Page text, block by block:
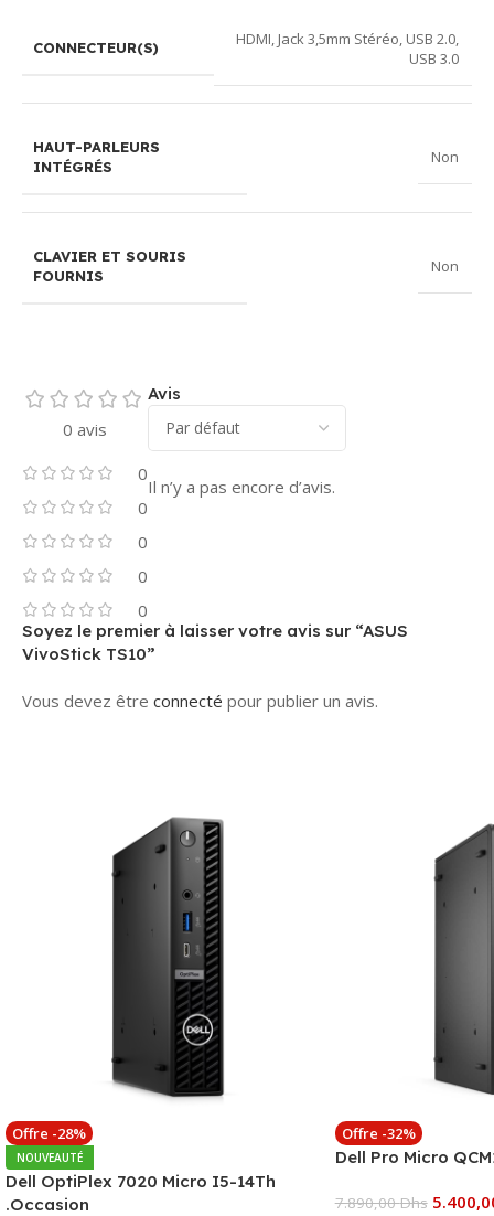
CONNECTEUR(S) HDMI, Jack 3,5mm Stéréo, USB 2.0,
USB 3.0
HAUT-PARLEURS
INTÉGRÉS
Non
CLAVIER ET SOURIS
FOURNIS
Non
0 avis
0
0
0
0
0
Avis
Il n’y a pas encore d’avis.
Soyez le premier à laisser votre avis sur “ASUS
VivoStick TS10”
Vous devez être connecté pour publier un avis.
Offre -28%
NOUVEAUTÉ
Dell OptiPlex 7020 Micro I5-14Th
.Occasion
Offre -32%
Dell Pro Micro
7.890,00Dhs